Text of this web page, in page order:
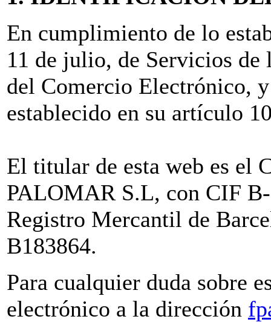
En cumplimiento de lo
11 de julio, de Servicios
del Comercio Electrónico,
establecido en su artículo
El titular de esta web es el
PALOMAR S.L, con CIF
Registro Mercantil de
B183864.
Para cualquier duda sobre
electrónico a la dirección